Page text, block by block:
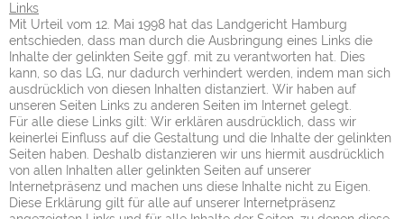
Links
Mit Urteil vom 12. Mai 1998 hat das Landgericht Hamburg
entschieden, dass man durch die Ausbringung eines Links die
Inhalte der gelinkten Seite ggf. mit zu verantworten hat. Dies
kann, so das LG, nur dadurch verhindert werden, indem man sich
ausdrücklich von diesen Inhalten distanziert. Wir haben auf
unseren Seiten Links zu anderen Seiten im Internet gelegt.
Für alle diese Links gilt: Wir erklären ausdrücklich, dass wir
keinerlei Einfluss auf die Gestaltung und die Inhalte der gelinkten
Seiten haben. Deshalb distanzieren wir uns hiermit ausdrücklich
von allen Inhalten aller gelinkten Seiten auf unserer
Internetpräsenz und machen uns diese Inhalte nicht zu Eigen.
Diese Erklärung gilt für alle auf unserer Internetpräsenz